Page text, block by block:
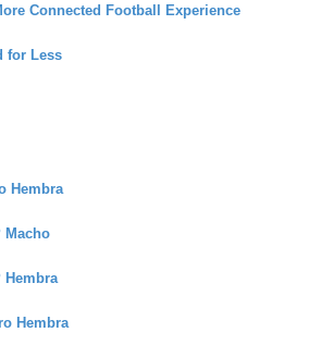
Connected Football Experience
for Less
Hembra
Macho
Hembra
Hembra